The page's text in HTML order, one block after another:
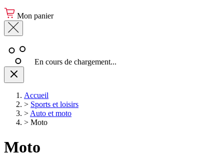
Mon panier
En cours de chargement...
Accueil
> Sports et loisirs
> Auto et moto
> Moto
Moto